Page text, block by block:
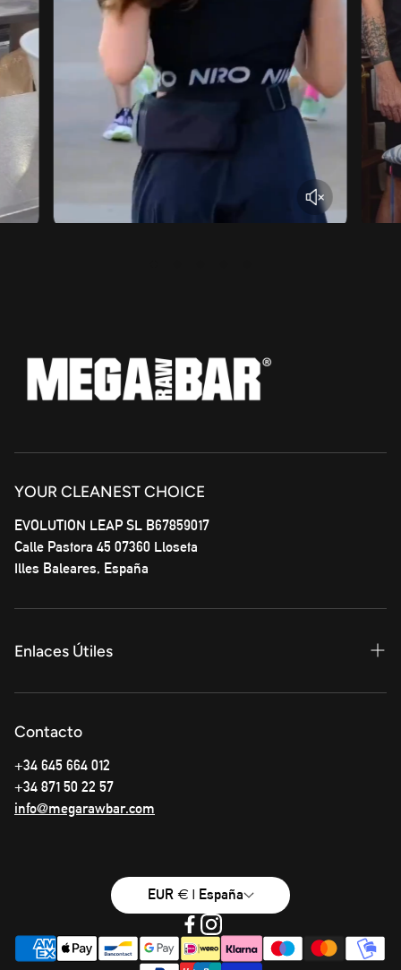
YOUR CLEANEST CHOICE
EVOLUTION LEAP SL B67859017
Calle Pastora 45 07360 Lloseta
Illes Baleares, España
Enlaces Útiles
Info Envíos
Contacto
+34 645 664 012
+34 871 50 22 57
info@megarawbar.com
EUR € | España